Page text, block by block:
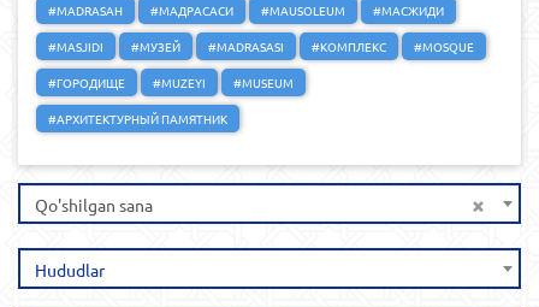
#MADRASAH
#МАДРАСАСИ #MAUSOLEUM
#МАСЖИДИ
#MASJIDI
#МУЗЕЙ #MADRASASI #КОМПЛЕКС
#MOSQUE
#ГОРОДИЩЕ
#MUZEYI
#MUSEUM
#АРХИТЕКТУРНЫЙ ПАМЯТНИК
×
Qo'shilgan sana
Hududlar